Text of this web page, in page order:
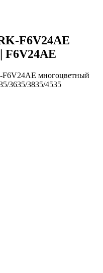
F6V24AE
F6V24AE
F6V24AE многоцветный
3635/3835/4535